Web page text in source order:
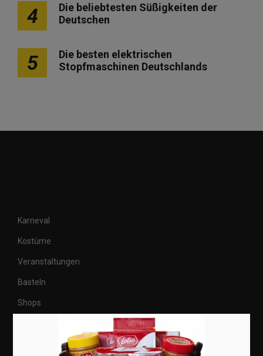
4
Die beliebtesten Süßigkeiten der
Deutschen
5
Die besten elektrischen
Stopfmaschinen Deutschlands
Karneval
Kostüme
Veranstaltungen
Basteln
Shops